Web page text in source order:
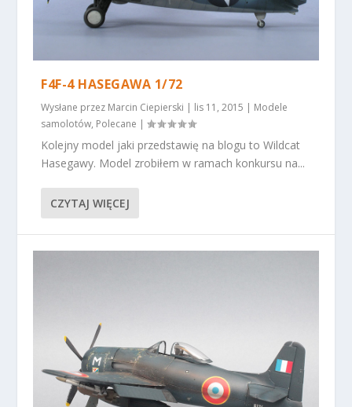
F4F-4 HASEGAWA 1/72
Wysłane przez Marcin Ciepierski | lis 11, 2015 | Modele
samolotów, Polecane |
Kolejny model jaki przedstawię na blogu to Wildcat
Hasegawy. Model zrobiłem w ramach konkursu na...
CZYTAJ WIĘCEJ